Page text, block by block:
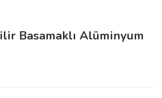
Basamaklı Alüminyum